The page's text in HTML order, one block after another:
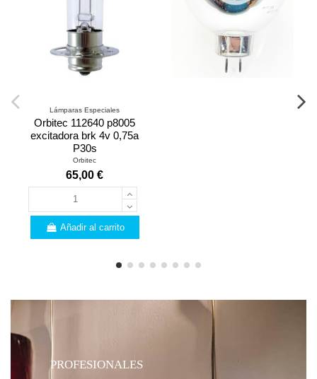
Lámparas Especiales
Orbitec 112640 p8005
excitadora brk 4v 0,75a
P30s
Orbitec
65,00 €
Añadir al carrito
PROFESIONALES